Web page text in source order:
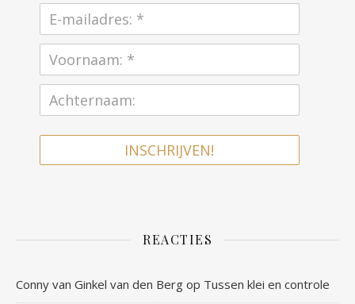
INSCHRIJVEN!
REACTIES
Conny van Ginkel van den Berg op Tussen klei en controle